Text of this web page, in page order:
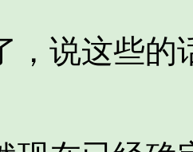
说这些的